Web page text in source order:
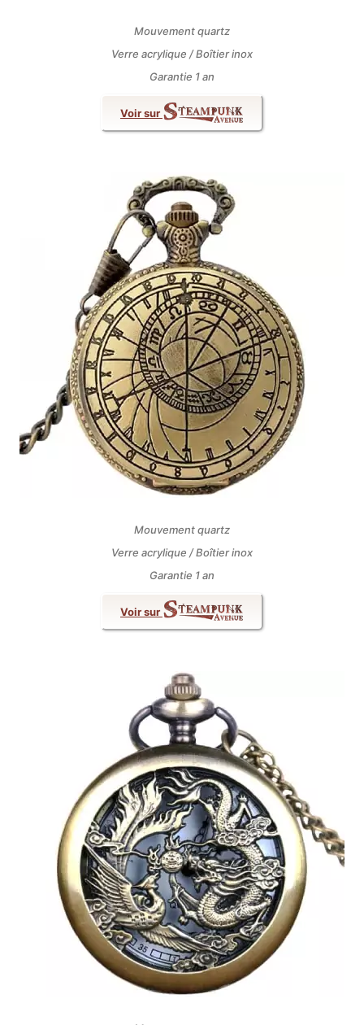
Mouvement quartz
Verre acrylique / Boîtier inox
Garantie 1 an
Voir sur
Mouvement quartz
Verre acrylique / Boîtier inox
Garantie 1 an
Voir sur